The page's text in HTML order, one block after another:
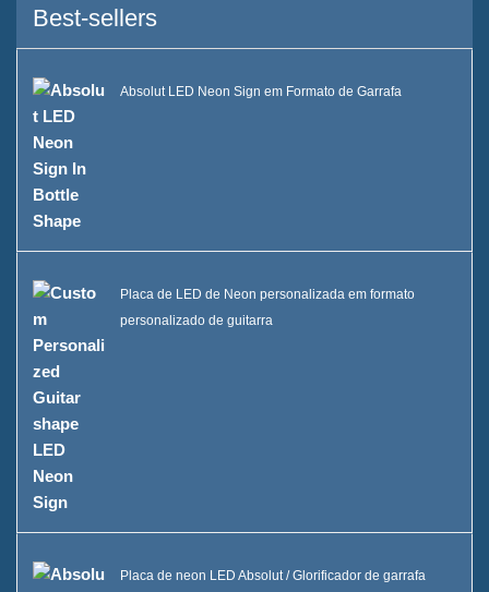
Best-sellers
Absolut LED Neon Sign em Formato de Garrafa
Placa de LED de Neon personalizada em formato
personalizado de guitarra
Placa de neon LED Absolut / Glorificador de garrafa